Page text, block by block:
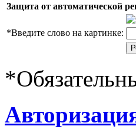
Защита от автоматической
*Введите слово на картинке:
*